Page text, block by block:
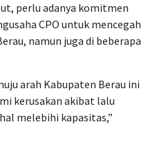
perlu adanya komitmen
CPO untuk mencegah
namun juga di beberapa
arah Kabupaten Berau ini
kerusakan akibat lalu
melebihi kapasitas,”